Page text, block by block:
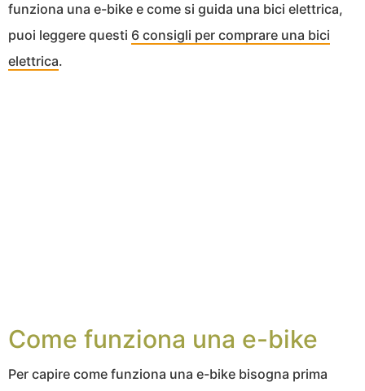
funziona una e-bike e come si guida una bici elettrica,
puoi leggere questi 6 consigli per comprare una bici
elettrica.
Come funziona una e-bike
Per capire come funziona una e-bike bisogna prima